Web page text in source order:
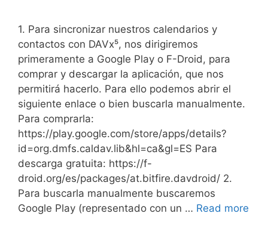
1. Para sincronizar nuestros calendarios y
contactos con DAVx⁵, nos dirigiremos
primeramente a Google Play o F-Droid, para
comprar y descargar la aplicación, que nos
permitirá hacerlo. Para ello podemos abrir el
siguiente enlace o bien buscarla manualmente.
Para comprarla:
https://play.google.com/store/apps/details?
id=org.dmfs.caldav.lib&hl=ca&gl=ES Para
descarga gratuita: https://f-
droid.org/es/packages/at.bitfire.davdroid/ 2.
Para buscarla manualmente buscaremos
Google Play (representado con un … Read more